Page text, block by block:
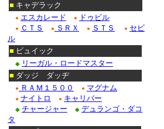
■ キャデラック
● エスカレード ● ドゥビル
● ＣＴＳ ● ＳＲＸ ● ＳＴＳ ● セビ
ル
■ ビュイック
◆ リーガル・ロードマスター
■ ダッジ ダッヂ
● ＲＡＭ１５００ ● マグナム
● ナイトロ ● キャリバー
◆ チャージャー ◆ デュランゴ・ダコ
タ